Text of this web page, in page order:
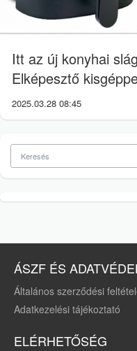
Itt az új konyhai
Elképesztő
2025.03.28 08:45
ÁSZF ÉS
Általános szerződési
Adatkezelési tájékoztató
ELÉRHETŐSÉG